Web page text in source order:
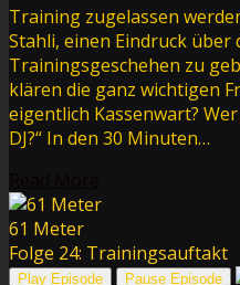
Training zugelassen
Stahli, einen Eindruck über
Trainingsgeschehen zu
klären die ganz wichtigen
eigentlich Kassenwart?
DJ?“ In den 30 Minuten…
61 Meter
Folge 24: Trainingsauftakt
Play Episode
Pause Episode